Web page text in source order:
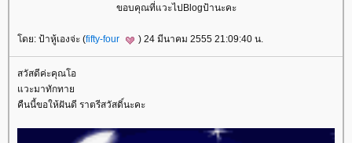
ขอบคุณที่แวะไปBlogป้านะคะ
ดย: ป้าหู้เองจ่ะ (fifty-four ) 24 มีนาคม 2555 21:09:40 น.
สวัสดีค่ะคุณโอ
วะมาทักทา
คืนนี้ขอให้ฝันดี ราตรีสวัสดิ์นะคะ